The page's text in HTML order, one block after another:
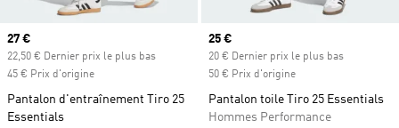
Prix actuel
27 €
22,50 € Dernier prix le plus bas
45 € Prix d'origine
Pantalon d'entraînement Tiro 25
Essentials
Prix actuel
25 €
20 € Dernier prix le plus bas
50 € Prix d'origine
Pantalon toile Tiro 25 Essentials
Hommes Performance